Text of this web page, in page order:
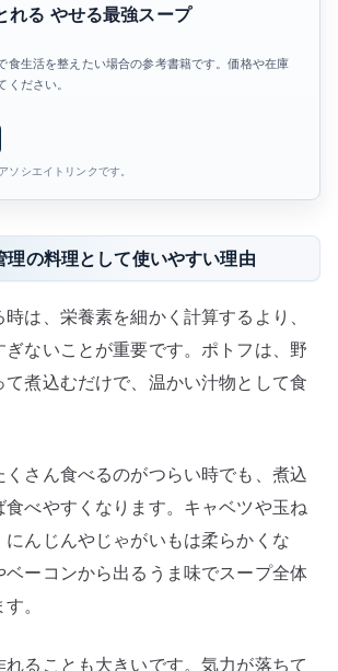
れる やせる最強スープ
食生活を整えたい場合の参考書籍です。価格や在庫
ださい。
ソシエイトリンクです。
理の料理として使いやすい理由
は、栄養素を細かく計算するより、
ぎないことが重要です。ポトフは、野
煮込むだけで、温かい汁物として食
さん食べるのがつらい時でも、煮込
食べやすくなります。キャベツや玉ね
にんじんやじゃがいもは柔らかくな
ベーコンから出るうま味でスープ全体
。
れることも大きいです。気力が落ちて